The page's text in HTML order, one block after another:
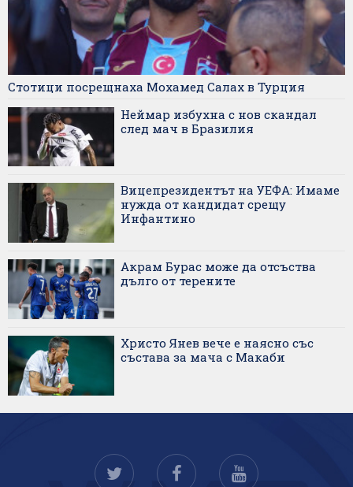
Стотици посрещнаха Мохамед Салах в Турция
Неймар избухна с нов скандал
след мач в Бразилия
Вицепрезидентът на УЕФА: Имаме
нужда от кандидат срещу
Инфантино
Акрам Бурас може да отсъства
дълго от терените
Христо Янев вече е наясно със
състава за мача с Макаби